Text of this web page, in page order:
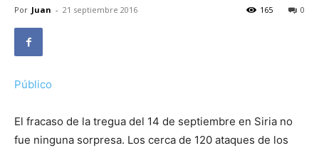
Por Juan - 21 septiembre 2016 0
165
Público
El fracaso de la tregua del 14 de septiembre en Siria no
fue ninguna sorpresa. Los cerca de 120 ataques de los